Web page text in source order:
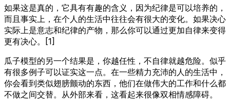
如果这是真的，它具有有趣的含义，因为纪律是可以培养的，
而且事实上，在个人的生活中往往会有很大的变化。如果决心
实际上是意志和纪律的产物，那么你可以通过更加自律来变得
更有决心。[1]
瓜子模型的另一个结果是，你越任性，不自律就越危险。似乎
有很多例子可以证实这一点。在一些精力充沛的人的生活中，
你会看到类似翅膀颤动的东西，他们在做伟大的工作和什么都
不做之间交替。从外部来看，这看起来很像双相情感障碍。